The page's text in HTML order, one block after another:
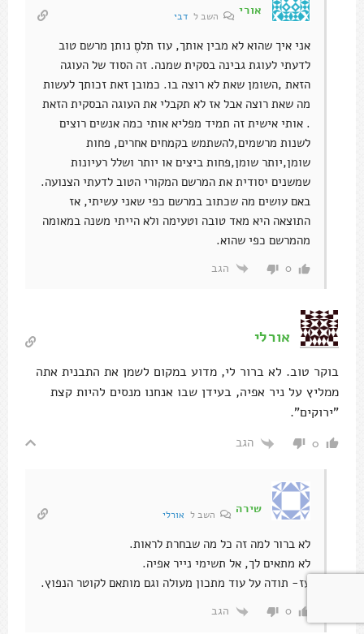
אורי השב ל דבי
אני איך שהוא לא מבין אותך, עוז תלםֶ נותן מרשם טוב
לדעתי לעוגת גבינה בסקית שמנה. זה הסוד של העוגה
הזאת ,השומן שאת לא רוצה בו. כמובן זאת זכותך לעשות
מה שאת רוצה אבל אז לא תקבלי את העוגה הבסקית הזאת
. אותי אישית זה תמיד מפליא אותי כמה אנשים רוצים
לשנות מרשמים,להשתמש בקמחים אחרים, פחות
שומן,יותר שומן,פחות ביצים או יותר ושלל רעיונות
שמשנים יסודית את המרשם המקורי הטוב לדעתי הצנועה.
באם עושים מה שכתוב במרשם כפי שאני עשיתי, אז
התוצאה היא מאד טובה וטעימה ולא הייתי משנה במאומה
מהמרשם כפי שהוא.
0 הגב
אורלי
בוקר טוב. לא ברור לי, מדוע במקום לשמן את התבנית אתה
ממליץ על ניר אפיה, בעידן שבו אנחנו מנסים להיות קצת
"ירוקים".
0 הגב
שירה השב ל אורלי
לא ברור למה זה כל מה שבחרת לראות.
לא מתאים לך, אל תשימי נייר אפיה.
עז- תודה על עוד מתכון מעולה וגם מותאם לקוטר הנפוץ.
0 הגב